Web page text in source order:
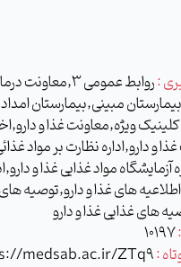
:
روابط عمومی
مبینی,بیمارستان
ویژه,معاونت غذا و
و دارو,اداره نظارت بر مواد
آزمایشگاه مواد غذایی غذا و
های غذا و دارو,توصیه های
های غذایی غذا و دارو
10197
:
medsab.ac.ir/ZTq9